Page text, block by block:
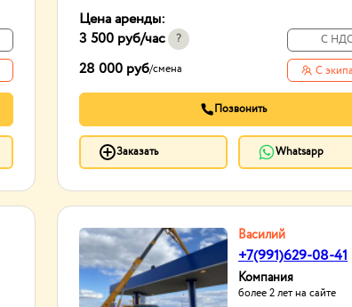
И
Опыт работы:
Цена аренды:
3 500 руб/час ?
28 000 руб/смена
С
С
Позвонить
Заказать Whatsapp
Василий
+7(991)629-08-41
Компания
более 2 лет на сайте